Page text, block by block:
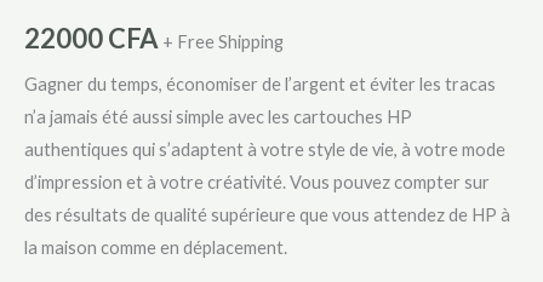
22000CFA + Free Shipping
Gagner du temps, économiser de l’argent et éviter les tracas
n’a jamais été aussi simple avec les cartouches HP
authentiques qui s’adaptent à votre style de vie, à votre mode
d’impression et à votre créativité. Vous pouvez compter sur
des résultats de qualité supérieure que vous attendez de HP à
la maison comme en déplacement.